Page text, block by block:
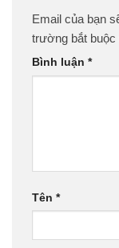
Email của bạn
trường bắt
Bình luận *
Tên *